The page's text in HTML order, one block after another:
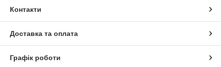
Контакти
Доставка та оплата
Графік роботи